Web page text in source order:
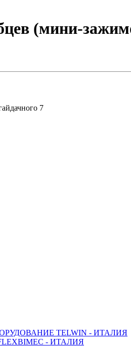
(мини-
7
TELWIN - ИТАЛИЯ
- ИТАЛИЯ